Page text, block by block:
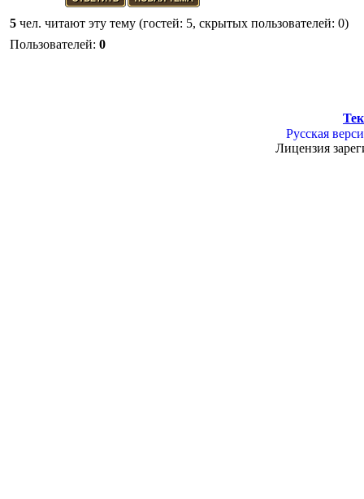
5 чел. читают эту тему (гостей: 5, скрытых пользователей: 0)
Пользователей: 0
Русская
Лицензия